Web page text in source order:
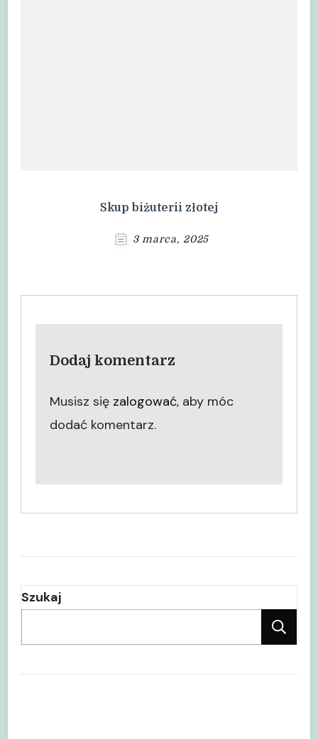
Skup biżuterii złotej
3 marca, 2025
Dodaj komentarz
Musisz się zalogować, aby móc
dodać komentarz.
Szukaj